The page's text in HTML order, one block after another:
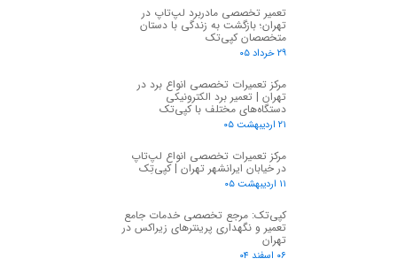
تعمیر تخصصی مادربرد لپ‌تاپ در
تهران؛ بازگشت به زندگی با دستان
متخصصان کپی‌تک
۲۹ خرداد ۰۵
مرکز تعمیرات تخصصی انواع برد در
تهران | تعمیر برد الکترونیکی
دستگاه‌های مختلف با کپی‌تک
۲۱ اردیبهشت ۰۵
مرکز تعمیرات تخصصی انواع لپ‌تاپ
در خیابان ایرانشهر تهران | کپی‌تِک
۱۱ اردیبهشت ۰۵
کپی‌تک: مرجع تخصصی خدمات جامع
تعمیر و نگهداری پرینترهای زیراکس در
تهران
۰۶ اسفند ۰۴